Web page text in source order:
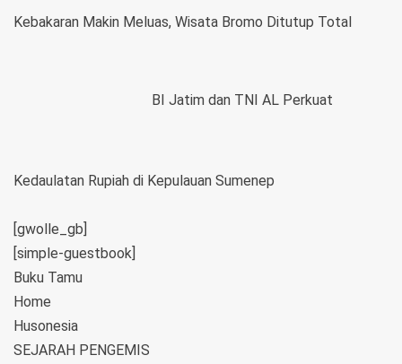
Kebakaran Makin Meluas, Wisata Bromo Ditutup Total
BI Jatim dan TNI AL Perkuat
Kedaulatan Rupiah di Kepulauan Sumenep
[gwolle_gb]
[simple-guestbook]
Buku Tamu
Home
Husonesia
SEJARAH PENGEMIS